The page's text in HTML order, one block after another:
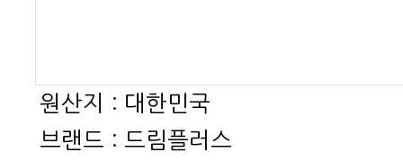
원산지 : 대한민국
브랜드 : 드림플러스